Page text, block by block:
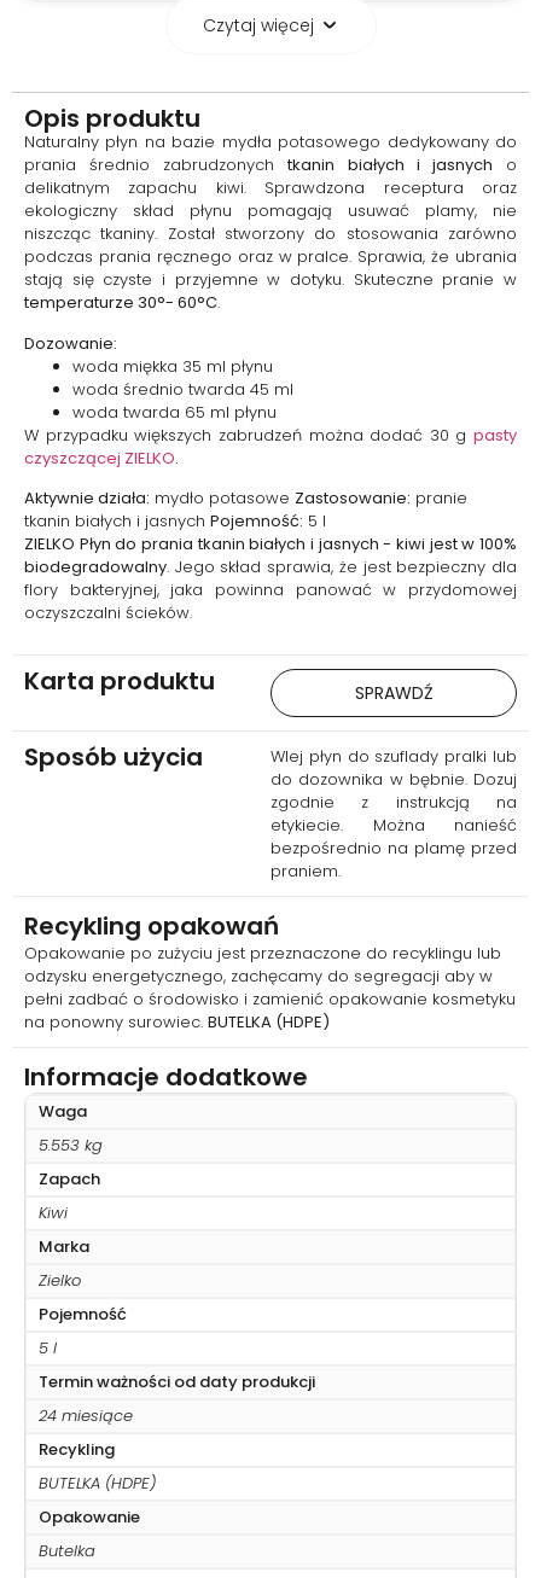
Płyn jest w pełni
biodegradowalny, co oznacza,
że rozkłada się w środowisku
bez obciążania przydomowych
oczyszczalni ścieków czy
lokalnej mikroflory bakteryjnej.
To świadomy wybór dla osób,
które chcą łączyć skuteczne
pranie z troską o naturę i
domowe środowisko,
minimalizując wpływ na planetę.
Czytaj więcej
Opis produktu
Naturalny płyn na bazie mydła potasowego dedykowany do
prania średnio zabrudzonychtkanin białych i jasnych o
delikatnym zapachu kiwi. Sprawdzona receptura oraz
ekologiczny skład płynu pomagają usuwać plamy, nie
niszcząc tkaniny. Został stworzony do stosowania zarówno
podczas prania ręcznego oraz w pralce. Sprawia, że ubrania
stają się czyste i przyjemne w dotyku. Skuteczne pranie w
temperaturze 30°- 60°C.
Dozowanie:
woda miękka 35 ml płynu
woda średnio twarda 45 ml
woda twarda 65 ml płynu
W przypadku większych zabrudzeń można dodać 30 g pasty
czyszczącej ZIELKO.
Aktywnie działa: mydło potasowe Zastosowanie: pranie
tkanin białych i jasnych Pojemność: 5 l
ZIELKO Płyn do prania tkanin białych i jasnych - kiwi jest w 100%
biodegradowalny. Jego skład sprawia, że jest bezpieczny dla
flory bakteryjnej, jaka powinna panować w przydomowej
oczyszczalni ścieków.
Karta produktu SPRAWDŹ
Sposób użycia
Wlej płyn do szuflady pralki lub
do dozownika w bębnie. Dozuj
zgodnie z instrukcją na
etykiecie. Można nanieść
bezpośrednio na plamę przed
praniem.
Recykling opakowań
Opakowanie po zużyciu jest przeznaczone do recyklingu lub
odzysku energetycznego, zachęcamy do segregacji aby w
pełni zadbać o środowisko i zamienić opakowanie kosmetyku
na ponowny surowiec. BUTELKA (HDPE)
Informacje dodatkowe
Waga
5.553 kg
Zapach
Kiwi
Marka
Zielko
Pojemność
5 l
Termin ważności od daty produkcji
24 miesiące
Recykling
BUTELKA (HDPE)
Opakowanie
Butelka